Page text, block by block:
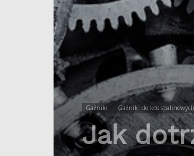
Gaźniki Gaźniki do kos spalinowych
Jak